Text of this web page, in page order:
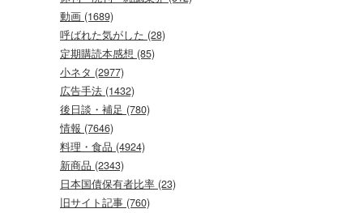
動画 (1689)
呼ばれた気がした (28)
定期購読本感想 (85)
小ネタ (2977)
広告手法 (1432)
後日談・補足 (780)
情報 (7646)
料理・食品 (4924)
新商品 (2343)
日本国債保有者比率 (23)
旧サイト記事 (760)